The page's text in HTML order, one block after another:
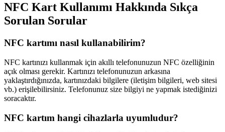
NFC Kart Kullanımı Hakkında Sıkça
Sorulan Sorular
NFC kartımı nasıl kullanabilirim?
NFC kartınızı kullanmak için akıllı telefonunuzun NFC özelliğinin
açık olması gerekir. Kartınızı telefonunuzun arkasına
yaklaştırdığınızda, kartınızdaki bilgilere (iletişim bilgileri, web sitesi
vb.) erişilebilirsiniz. Telefonunuz size bilgiyi ne yapmak istediğinizi
soracaktır.
NFC kartım hangi cihazlarla uyumludur?